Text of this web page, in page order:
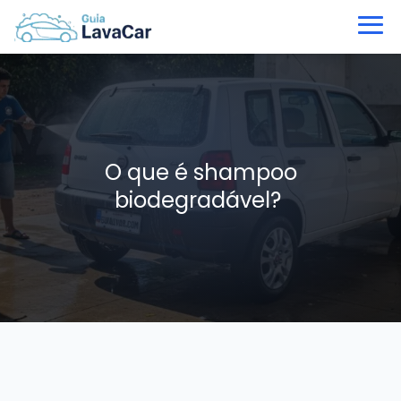
O que é shampoo
biodegradável?